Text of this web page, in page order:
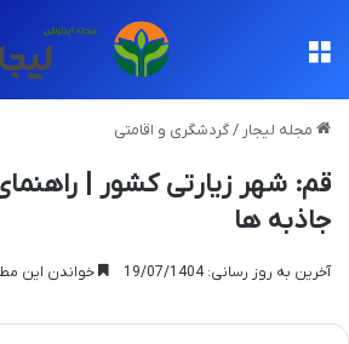
مجله لیجار /گردشگری و اقامتی
قم: شهر زیارتی کشور |
جاذبه ها
آخرین به روز رسانی: 19/07/1404 خواندن این مطلب 13 دقیقه